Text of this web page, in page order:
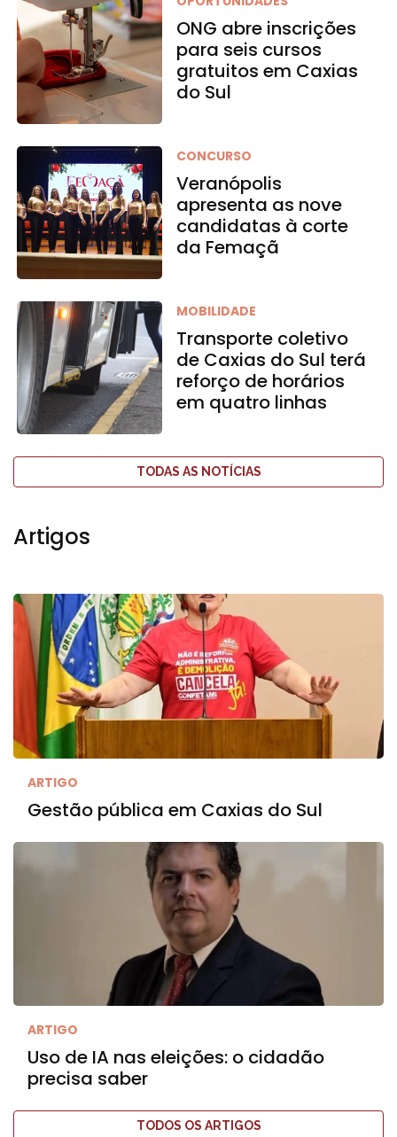
ONG abre inscrições
para seis cursos
gratuitos em Caxias
do Sul
CONCURSO
Veranópolis
apresenta as nove
candidatas à corte
da Femaçã
MOBILIDADE
Transporte coletivo
de Caxias do Sul terá
reforço de horários
em quatro linhas
TODAS AS NOTÍCIAS
Artigos
ARTIGO
Gestão pública em Caxias do Sul
ARTIGO
Uso de IA nas eleições: o cidadão
precisa saber
TODOS OS ARTIGOS